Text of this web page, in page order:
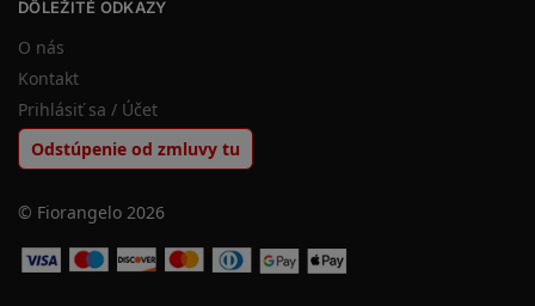
DÔLEŽITÉ ODKAZY
O nás
Kontakt
Prihlásiť sa / Účet
Odstúpenie od zmluvy tu
© Fiorangelo 2026